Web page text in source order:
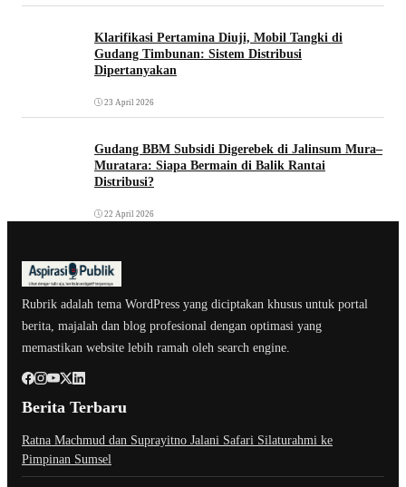
Klarifikasi Pertamina Diuji, Mobil Tangki di
Gudang Timbunan: Sistem Distribusi
Dipertanyakan
23 April 2026
Gudang BBM Subsidi Digerebek di Jalinsum Mura–
Muratara: Siapa Bermain di Balik Rantai
Distribusi?
22 April 2026
Rubrik adalah tema WordPress yang diciptakan khusus untuk portal
berita, majalah dan blog profesional dengan optimasi yang
memastikan website lebih ramah oleh search engine.
Berita Terbaru
Ratna Machmud dan Suprayitno Jalani Safari Silaturahmi ke
Pimpinan Sumsel